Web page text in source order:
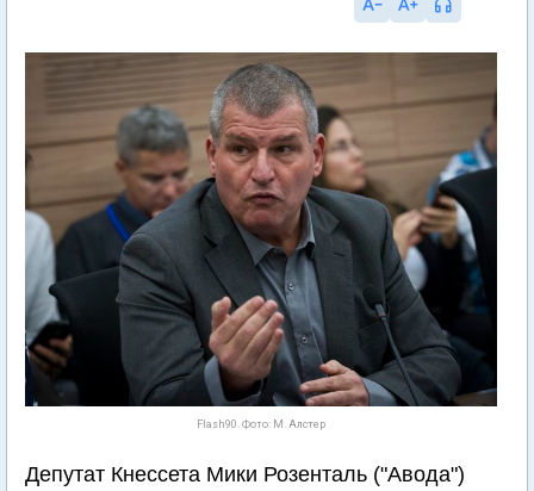
Flash90. Фото: М. Алстер
Депутат Кнессета Мики Розенталь ("Авода")